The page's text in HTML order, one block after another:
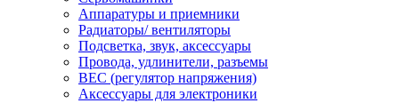
Аппаратуры и приемники
Радиаторы/ вентиляторы
Подсветка, звук, аксессуары
Провода, удлинители, разъемы
BEC (регулятор напряжения)
Аксессуары для электроники